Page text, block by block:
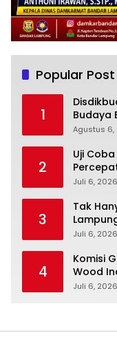
Popular Post
1
Budaya
Agustus 6,
2
Uji
Juli 6, 2026
3
Tak
Kerja
Juli 6, 2026
4
Komisi
Wood
dan
Juli 6, 2026